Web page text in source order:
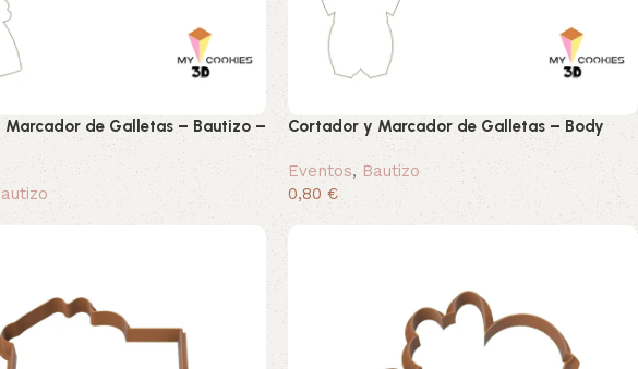
de Galletas – Bautizo –
Cortador y Marcador de Galletas – Body
Eventos, Bautizo
0,80 €